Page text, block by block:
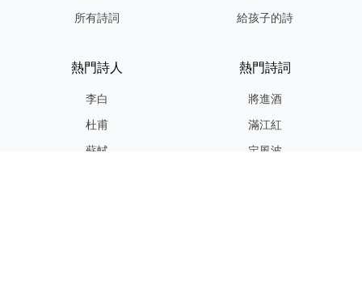
所有詩詞
給孩子的詩
熱門詩人
李白
杜甫
蘇軾
熱門詩詞
將進酒
滿江紅
定風波